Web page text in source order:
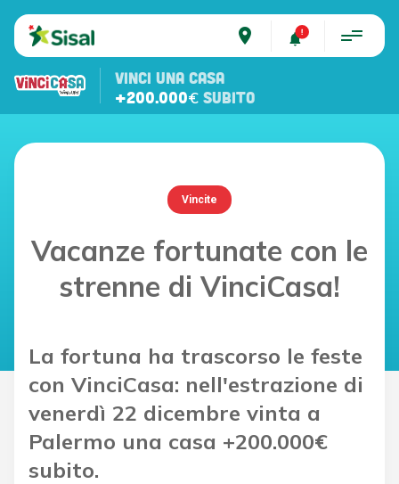
place
VINCI UNA CASA
+200.000€ SUBITO
Vincite
Vacanze fortunate con le
strenne di VinciCasa!
La fortuna ha trascorso le feste
con VinciCasa: nell'estrazione di
venerdì 22 dicembre vinta a
Palermo una casa +200.000€
subito.